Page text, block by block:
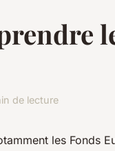
de lecture
les Fonds